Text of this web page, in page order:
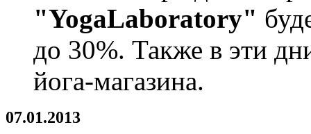
"YogaLaboratory"
до 30%. Также в эти
йога-магазина.
07.01.2013